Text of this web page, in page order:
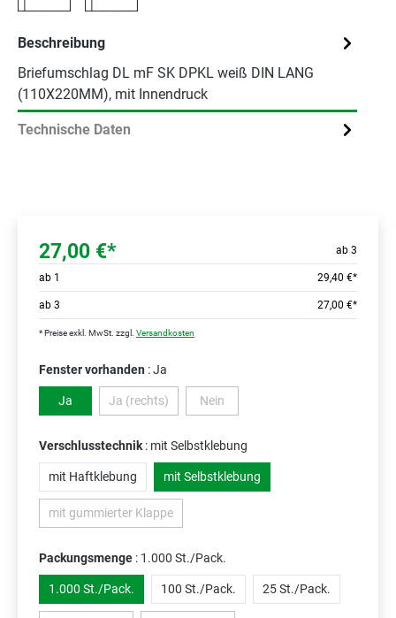
Beschreibung
Briefumschlag DL mF SK DPKL weiß DIN LANG
(110X220MM), mit Innendruck
Technische Daten
27,00 €* ab 3
ab 1 29,40 €*
ab 3 27,00 €*
* Preise exkl. MwSt. zzgl. Versandkosten
Fenster vorhanden : Ja
Ja Ja (rechts)(Diese Option ist zurzeit nicht verfügbar.)
Nein(Diese Option ist zurzeit nicht
Verschlusstechnik : mit Selbstklebung
mit Haftklebung mit Selbstklebung
mit gummierter Klappe(Diese Option ist zurzeit nicht verfügbar.)
Packungsmenge : 1.000 St./Pack.
1.000 St./Pack. 100 St./Pack. 25 St./Pack.